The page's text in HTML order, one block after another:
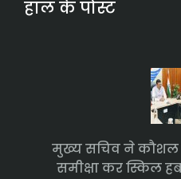
हाल के पोस्ट
मुख्य सचिव ने कौशल
समीक्षा कर स्किल